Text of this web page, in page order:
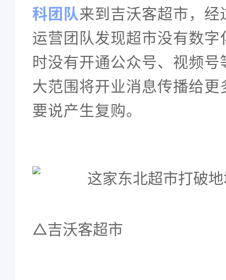
科团队来到吉沃客超市，
运营团队发现超市没有数
时没有开通公众号、视频
大范围将开业消息传播给更
要说产生复购。
△吉沃客超市